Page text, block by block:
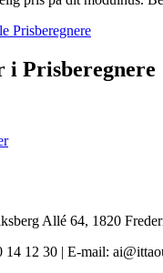
Prisberegnere
Prisberegnere
Allé 64, 1820
12 30 | E-mail: